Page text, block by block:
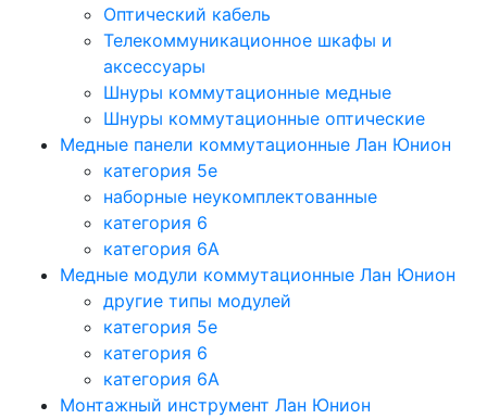
Оптический кабель
Телекоммуникационное шкафы и
аксессуары
Шнуры коммутационные медные
Шнуры коммутационные оптические
Медные панели коммутационные Лан Юнион
категория 5e
наборные неукомплектованные
категория 6
категория 6A
Медные модули коммутационные Лан Юнион
другие типы модулей
категория 5е
категория 6
категория 6A
Монтажный инструмент Лан Юнион